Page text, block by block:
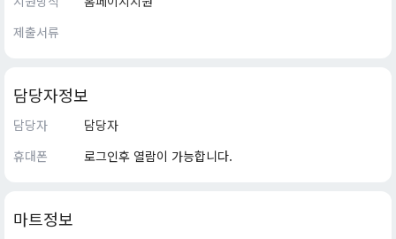
제출서류
담당자정보
담당자
담당자
휴대폰
로그인후 열람이 가능합니다.
마트정보